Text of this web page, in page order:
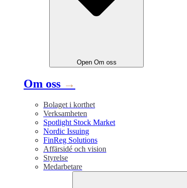
Open Om oss
Om oss →
Bolaget i korthet
Verksamheten
Spotlight Stock Market
Nordic Issuing
FinReg Solutions
Affärsidé och vision
Styrelse
Medarbetare